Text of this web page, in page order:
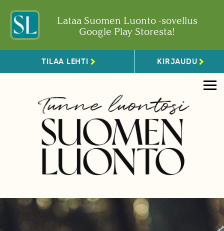
Lataa Suomen Luonto -sovellus
Google Play Storesta!
TILAA LEHTI KIRJAUDU